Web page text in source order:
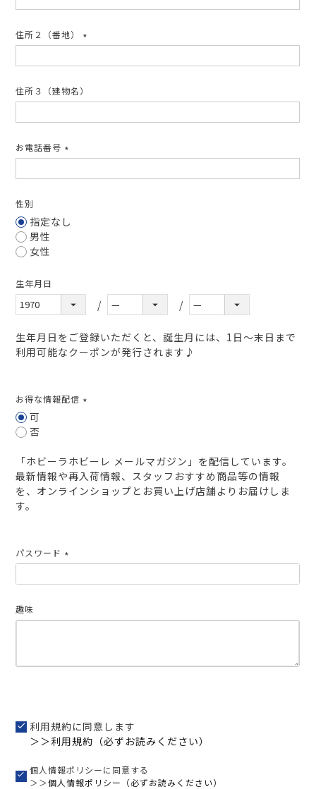
須)
住所２（番地）
須)
住所３（建物名）
お電話番号
須)
性別
指定なし
男性
女性
生年月日
生年月日をご登録いただくと、誕生月には、1日～末日まで
利用可能なクーポンが発行されます♪
お得な情報配信
可
否
「ホビーラホビーレ メールマガジン」を配信しています。
最新情報や再入荷情報、スタッフおすすめ商品等の情報
を、オンラインショップとお買い上げ店舗よりお届けしま
す。
パスワード
須)
趣味
利用規約に同意します
＞＞利用規約（必ずお読みください）
個人情報ポリシーに同意する
＞＞個人情報ポリシー（必ずお読みください）